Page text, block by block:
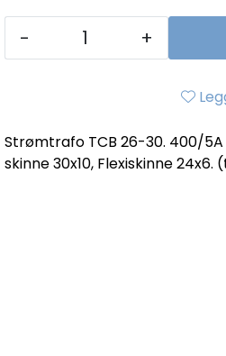
- +
Strømtrafo TCB 26-30. 400/
skinne 30x10, Flexiskinne